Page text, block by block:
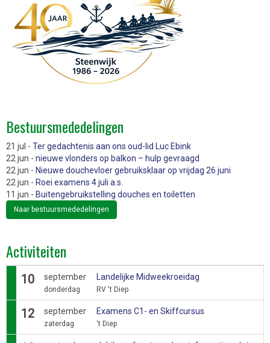
Bestuursmededelingen
21 jul - Ter gedachtenis aan ons oud-lid Luc Ebink
22 jun - nieuwe vlonders op balkon – hulp gevraagd
22 jun - Nieuwe douchevloer gebruiksklaar op vrijdag 26 juni
22 jun - Roei examens 4 juli a.s.
11 jun - Buitengebruikstelling douches en toiletten
Naar bestuursmededelingen
Activiteiten
10 september
donderdag
Landelijke Midweekroeidag
RV 't Diep
12 september
zaterdag
Examens C1- en Skiffcursus
't Diep